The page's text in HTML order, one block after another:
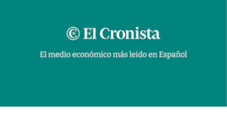
Eventos Corporativos
El Cronista Studio
Argentina